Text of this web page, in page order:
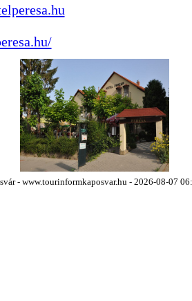
- www.tourinformkaposvar.hu - 2026-08-07